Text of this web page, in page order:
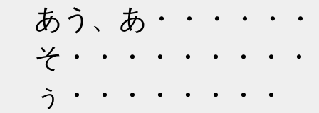
あう、あ・・・・・
そ・・・・・・・・
ぅ・・・・・・・・